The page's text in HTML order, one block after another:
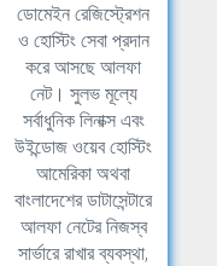
ডোমেইন রেজিস্ট্রেশন
ও হোস্টিং সেবা প্রদান
করে আসছে আলফা
নেট। সুলভ মূল্যে
সর্বাধুনিক লিনাক্স এবং
উইন্ডোজ ওয়েব হোস্টিং
আমেরিকা অথবা
বাংলাদেশের ডাটাসেন্টারে
আলফা নেটের নিজস্ব
সার্ভারে রাখার ব্যবস্থা,